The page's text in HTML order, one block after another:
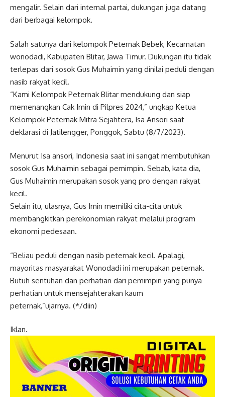
mengalir. Selain dari internal partai, dukungan juga datang
dari berbagai kelompok.
Salah satunya dari kelompok Peternak Bebek, Kecamatan
wonodadi, Kabupaten Blitar, Jawa Timur. Dukungan itu tidak
terlepas dari sosok Gus Muhaimin yang dinilai peduli dengan
nasib rakyat kecil.
“Kami Kelompok Peternak Blitar mendukung dan siap
memenangkan Cak Imin di Pilpres 2024,” ungkap Ketua
Kelompok Peternak Mitra Sejahtera, Isa Ansori saat
deklarasi di Jatilengger, Ponggok, Sabtu (8/7/2023).
Menurut Isa ansori, Indonesia saat ini sangat membutuhkan
sosok Gus Muhaimin sebagai pemimpin. Sebab, kata dia,
Gus Muhaimin merupakan sosok yang pro dengan rakyat
kecil.
Selain itu, ulasnya, Gus Imin memiliki cita-cita untuk
membangkitkan perekonomian rakyat melalui program
ekonomi pedesaan.
“Beliau peduli dengan nasib peternak kecil. Apalagi,
mayoritas masyarakat Wonodadi ini merupakan peternak.
Butuh sentuhan dan perhatian dari pemimpin yang punya
perhatian untuk mensejahterakan kaum
peternak,”ujarnya. (*/diin)
Iklan.